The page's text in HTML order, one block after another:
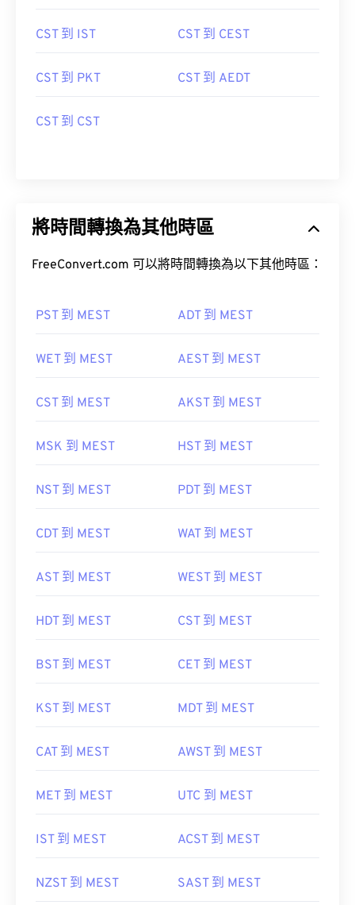
CST 到 IST CST 到 CEST
CST 到 PKT CST 到 AEDT
CST 到 CST
將時間轉換為其他時區
FreeConvert.com 可以將時間轉換為以下其他時區：
PST 到 MEST ADT 到 MEST
WET 到 MEST AEST 到 MEST
CST 到 MEST AKST 到 MEST
MSK 到 MEST HST 到 MEST
NST 到 MEST PDT 到 MEST
CDT 到 MEST WAT 到 MEST
AST 到 MEST WEST 到 MEST
HDT 到 MEST CST 到 MEST
BST 到 MEST CET 到 MEST
KST 到 MEST MDT 到 MEST
CAT 到 MEST AWST 到 MEST
MET 到 MEST UTC 到 MEST
IST 到 MEST ACST 到 MEST
NZST 到 MEST SAST 到 MEST